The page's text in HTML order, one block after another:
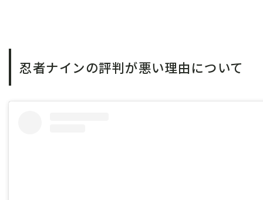
忍者ナインの評判が悪い理由について